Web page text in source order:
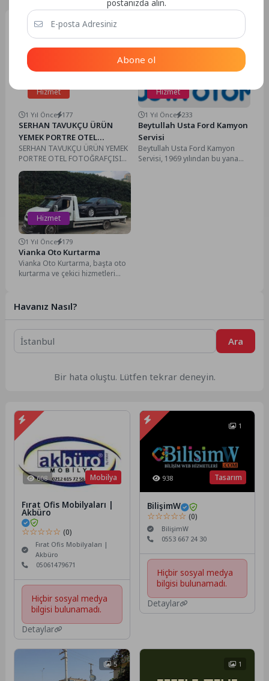
Benzer Yazılar
Hizmet
1 Yıl Önce 177
SERHAN TAVUKÇU ÜRÜN
YEMEK PORTRE OTEL
FOTOĞRAFÇISI
SERHAN TAVUKÇU ÜRÜN YEMEK
PORTRE OTEL FOTOĞRAFÇISI
SERHAN TAVUKÇU ÜRÜN YEMEK
PORTRE OTEL FOTOĞRAFÇISI,
Yıllarca...
Hizmet
1 Yıl Önce 233
Beytullah Usta Ford Kamyon
Servisi
Beytullah Usta Ford Kamyon
Servisi, 1969 yılından bu yana
Hizmet
1 Yıl Önce 179
Vianka Oto Kurtarma
Vianka Oto Kurtarma, başta oto
kurtarma ve çekici hizmetleri
Havanız Nasıl?
Ara
Bir hata oluştu. Lütfen tekrar deneyin.
Mobilya
608
Fırat Ofis Mobilyaları |
Akbüro
☆☆☆☆☆(0)
Fırat Ofis Mobilyaları |
Akbüro
05061479671
Hiçbir sosyal medya
bilgisi bulunamadı.
Detaylar
Tasarım
938
1
BilişimW
☆☆☆☆☆ (0)
BilişimW
0553 667 24 30
Hiçbir sosyal medya
bilgisi bulunamadı.
Detaylar
5 1
postanızda alın.
Abone ol